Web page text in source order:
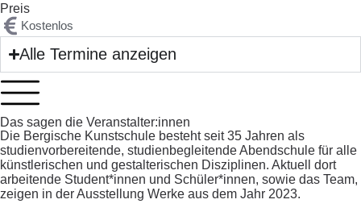
Preis
Kostenlos
Alle Termine anzeigen
Das sagen die Veranstalter:innen
Die Bergische Kunstschule besteht seit 35 Jahren als
studienvorbereitende, studienbegleitende Abendschule für alle
künstlerischen und gestalterischen Disziplinen. Aktuell dort
arbeitende Student*innen und Schüler*innen, sowie das Team,
zeigen in der Ausstellung Werke aus dem Jahr 2023.